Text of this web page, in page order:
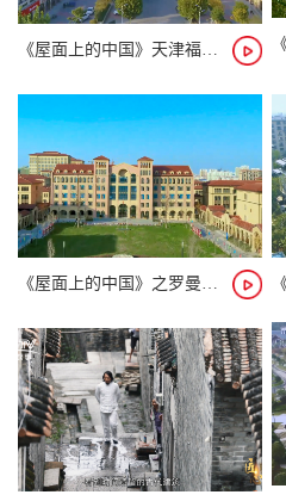
《屋面上的中国》天津福巷嘉苑案例
《屋面上的中国》之罗曼瓦案例